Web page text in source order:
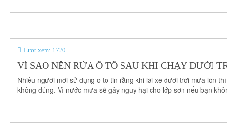
Lượt xem: 1720
VÌ SAO NÊN RỬA Ô TÔ SAU KHI CHẠY DƯỚI
Nhiều người mới sử dụng ô tô tin rằng khi lái xe dưới trời mưa lớn
không đúng. Vì nước mưa sẽ gây nguy hại cho lớp sơn nếu bạn